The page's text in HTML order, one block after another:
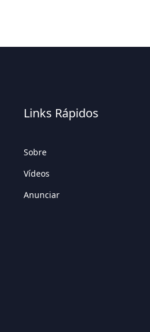
Links Rápidos
Sobre
Vídeos
Anunciar